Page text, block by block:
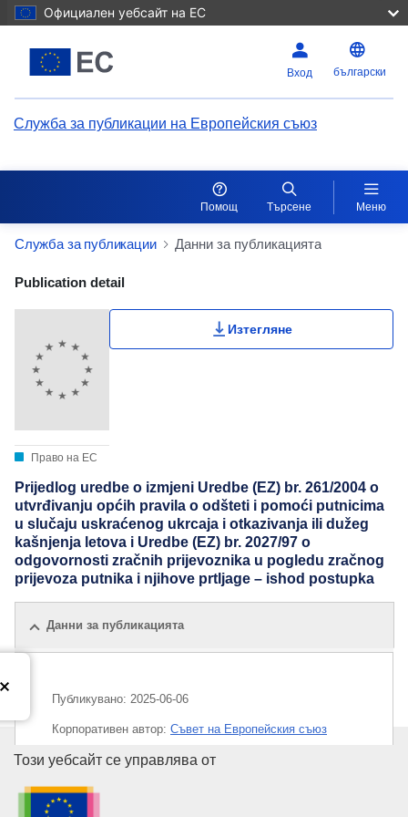
Официален уебсайт на ЕС
Вход български
Служба за публикации на Европейския съюз
Помощ Търсене Меню
Служба за публикации Данни за публикацията
Publication Detail Actions Portlet
Publication detail
Право на ЕС
Изтегляне
Prijedlog uredbe o izmjeni Uredbe (EZ) br. 261/2004 o
utvrđivanju općih pravila o odšteti i pomoći putnicima
u slučaju uskraćenog ukrcaja i otkazivanja ili dužeg
kašnjenja letova i Uredbe (EZ) br. 2027/97 o
odgovornosti zračnih prijevoznika u pogledu zračnog
prijevoza putnika i njihove prtljage – ishod postupka
Данни за публикацията
Публикувано: 2025-06-06
Корпоративен aвтор: Съвет на Европейския съюз
IMMC : ST 9795 2025 INIT
Служба за публикации на
Този уебсайт се управлява от